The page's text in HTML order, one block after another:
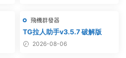
飛機群發器
TG拉人助手v3.5.7 破解版
2026-08-06